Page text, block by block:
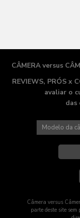
CÂMERA versus
REVIEWS, PRÓS x
avaliar o
das
Câmera versus
parte deste site